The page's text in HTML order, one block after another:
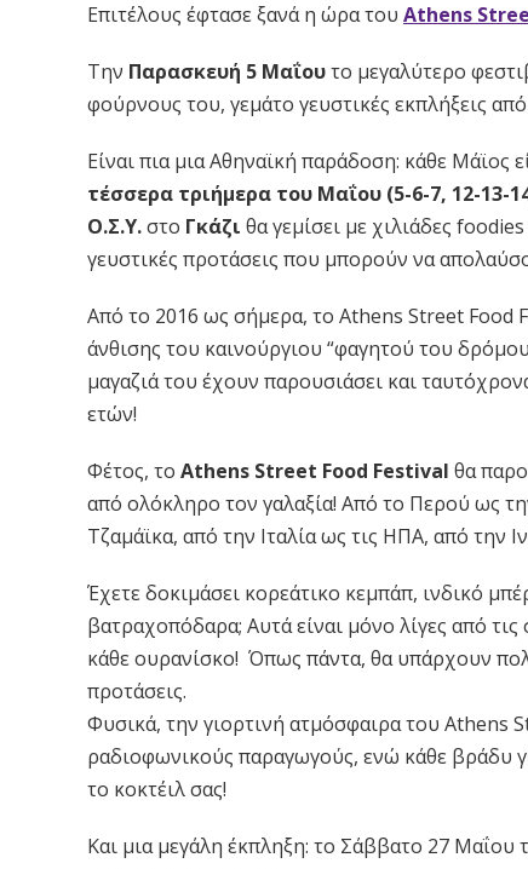
Επιτέλους έφτασε ξανά η ώρα του Athens
Την Παρασκευή 5 Μαΐουτο μεγαλύτερο
φούρνους του, γεμάτο γευστικές εκπλήξεις
Είναι πια μια Αθηναϊκή παράδοση: κάθε Μάϊος
τέσσερα τριήμερα του Μαΐου (5-6-7, 12-13-
Ο.Σ.Υ.στο Γκάζι θα γεμίσει με χιλιάδες
γευστικές προτάσεις που μπορούν να
Από το 2016 ως σήμερα, το Athens Street Food
άνθισης του καινούργιου “φαγητού του
μαγαζιά του έχουν παρουσιάσει και
ετών!
Φέτος, το Athens Street Food Festival θα
από ολόκληρο τον γαλαξία! Από το Περού ως
Τζαμάϊκα, από την Ιταλία ως τις ΗΠΑ, από την
Έχετε δοκιμάσει κορεάτικο κεμπάπ, ινδικό
βατραχοπόδαρα; Αυτά είναι μόνο λίγες από
κάθε ουρανίσκο! Όπως πάντα, θα υπάρχουν
προτάσεις.
Φυσικά, την γιορτινή ατμόσφαιρα του
ραδιοφωνικούς παραγωγούς, ενώ κάθε βράδυ
το κοκτέιλ σας!
Και μια μεγάλη έκπληξη: το Σάββατο 27 Μαΐου